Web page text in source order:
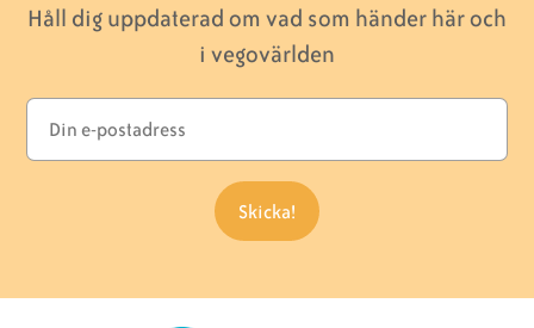
Håll dig uppdaterad om vad som händer här och
i vegovärlden